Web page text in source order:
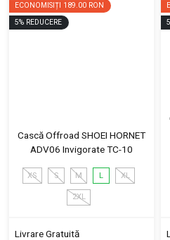
ECONOMISIȚI 189.00 RON
5% REDUCERE
Cască Offroad SHOEI HORNET
ADV06 Invigorate TC-10
XS S M L XL
2XL
Livrare Gratuită
5